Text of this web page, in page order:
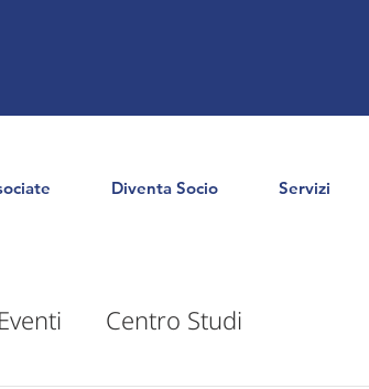
Diventa Socio Servizi
Eventi Centro Studi